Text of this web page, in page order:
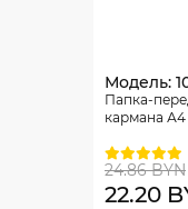
Модель:
Папка-
кармана А4
24.86 BYN
22.20